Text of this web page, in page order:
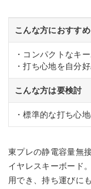
こんな方におすすめ
・コンパクトなキ
・打ち心地を自分
こんな方は要検討
・標準的な打ち心
東プレの静電容量無
イヤレスキーボード
用でき、持ち運びに